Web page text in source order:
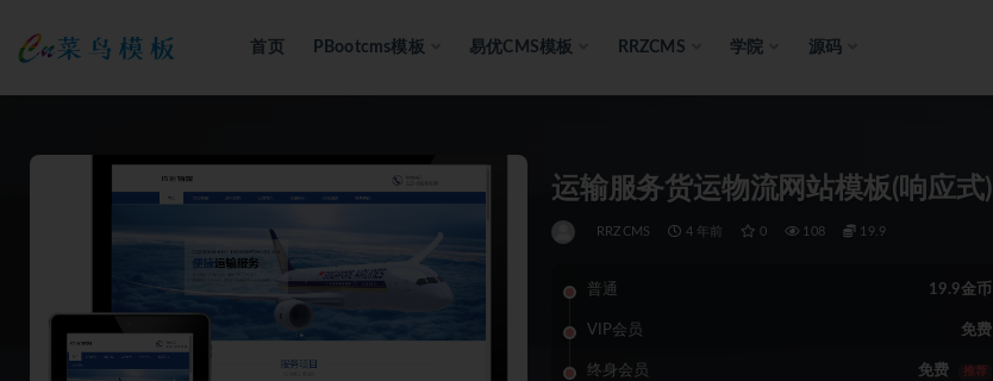
首页 PBootcms模板 易优CMS模板 RRZCMS 学院 源码
运输服务货运物流网站模板(响应式)
RRZCMS 4 年前 0 108 19.9
普通 19.9金币
VIP会员 免费
终身会员 免费 推荐